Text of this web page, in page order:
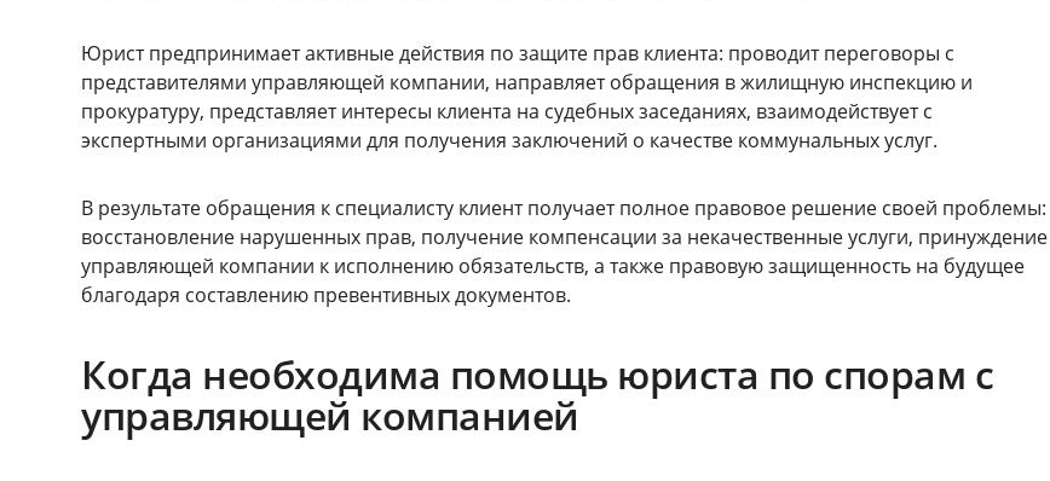
Юрист предпринимает активные действия по защите прав клиента: проводит переговоры с
представителями управляющей компании, направляет обращения в жилищную инспекцию и
прокуратуру, представляет интересы клиента на судебных заседаниях, взаимодействует с
экспертными организациями для получения заключений о качестве коммунальных услуг.
В результате обращения к специалисту клиент получает полное правовое решение своей проблемы:
восстановление нарушенных прав, получение компенсации за некачественные услуги, принуждение
управляющей компании к исполнению обязательств, а также правовую защищенность на будущее
благодаря составлению превентивных документов.
Когда необходима помощь юриста по спорам с
управляющей компанией